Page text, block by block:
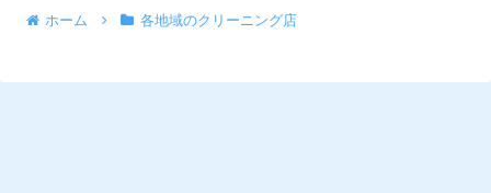
ホーム 各地域のクリーニング店